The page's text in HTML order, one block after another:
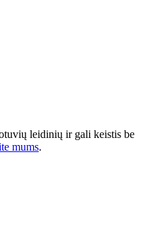
leidinių ir gali keistis be
mums.